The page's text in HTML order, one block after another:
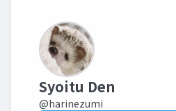
Syoitu Den
@harinezumi